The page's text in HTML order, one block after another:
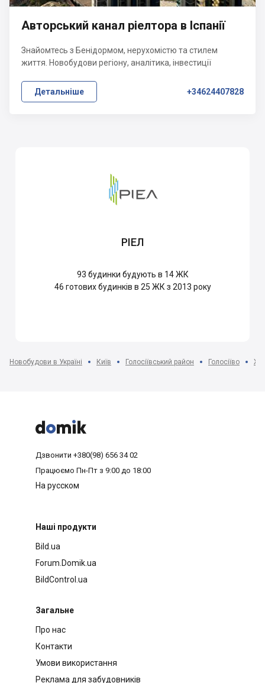
Авторський канал ріелтора в Іспанії
Знайомтесь з Бенідормом, нерухомістю та стилем
життя. Новобудови регіону, аналітика, інвестиції
Детальніше +34624407828
РІЕЛ
93 будинки будують в 14 ЖК
46 готових будинків в 25 ЖК з 2013 року
Новобудови в Україні Київ Голосіївський район Голосіїво ЖК



Дзвонити +380(98) 656 34 02
Працюємо Пн-Пт з 9:00 до 18:00
На русском
Наші продукти
Bild.ua
Forum.Domik.ua
BildControl.ua
Загальне
Про нас
Контакти
Умови використання
Реклама для забудовників